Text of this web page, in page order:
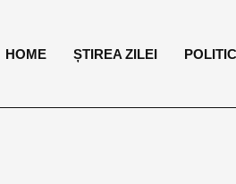
HOME ȘTIREA ZILEI